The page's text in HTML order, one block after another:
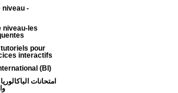
niveau -
niveau-les
pour
interactifs
(BI)
امتحانات